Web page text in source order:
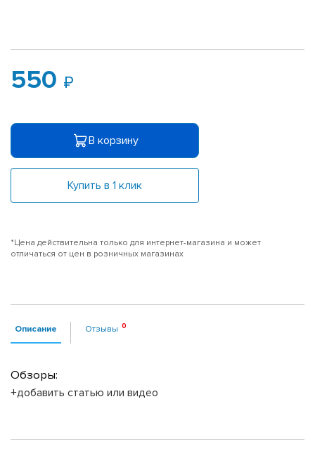
550
В корзину
Купить в 1 клик
*Цена действительна только для интернет-магазина и может
отличаться от цен в розничных магазинах
Описание Отзывы
Обзоры:
+добавить статью или видео